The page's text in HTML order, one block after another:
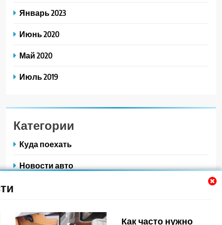
Как часто нужно
Январь 2023
Июнь 2020
Май 2020
Июль 2019
Категории
Куда поехать
Новости авто